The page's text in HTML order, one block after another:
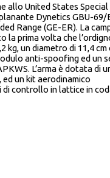
allo United States Special
Dynetics GBU-69/
Range (GE-ER). La
la prima volta che
un diametro di 11,4 cm
anti-spoofing ed un
L’arma è dotata di
un kit aerodinamico
controllo in lattice in